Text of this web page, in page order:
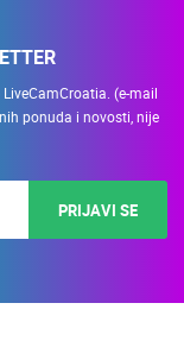
(e-mail
ponuda i novosti, nije
PRIJAVI SE